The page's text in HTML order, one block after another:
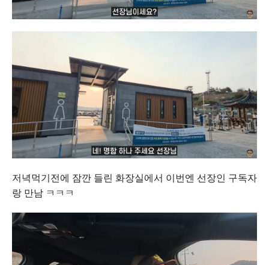
저녁먹기전에 잠깐 들린 화장실에서 이번엔 선장인 구독자
랑 만남 ㅋㅋㅋ